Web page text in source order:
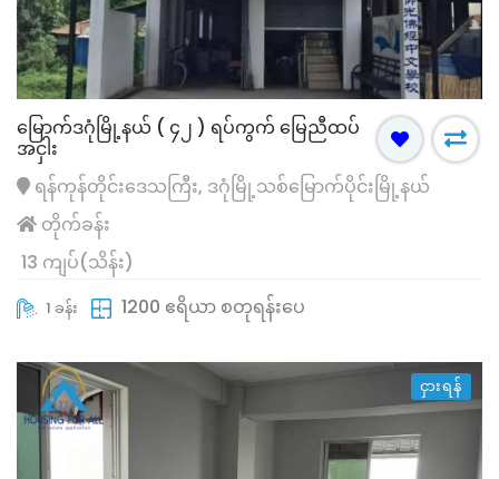
မြောက်ဒဂုံမြို့နယ် ( ၄၂ ) ရပ်ကွက် မြေညီထပ်
အငှါး
ရန်ကုန်တိုင်းဒေသကြီး, ဒဂုံမြို့သစ်မြောက်ပိုင်းမြို့နယ်
တိုက်ခန်း
13 ကျပ်(သိန်း)
1 ခန်း 1200 ဧရိယာ စတုရန်းပေ
ငှားရန်